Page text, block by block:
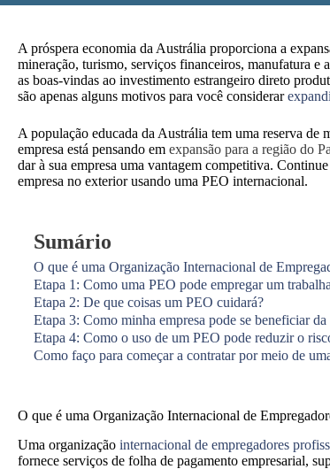
A próspera economia da Austrália proporciona a
mineração, turismo, serviços financeiros, manufatura e
as boas-vindas ao investimento estrangeiro direto
são apenas alguns motivos para você considerar
A população educada da Austrália tem uma reserva
empresa está pensando em expansão para a região do
dar à sua empresa uma vantagem competitiva.
empresa no exterior usando uma PEO internacional.
Sumário
O que é uma Organização Internacional de
Etapa 1: Como uma PEO pode empregar um
Etapa 2: De que coisas um PEO cuidará?
Etapa 3: Como minha empresa pode se beneficiar
Etapa 4: Como o uso de um PEO pode reduzir o
Como faço para começar a contratar por meio de
O que é uma Organização Internacional de
Uma organização internacional de empregadores
fornece serviços de folha de pagamento empresarial,